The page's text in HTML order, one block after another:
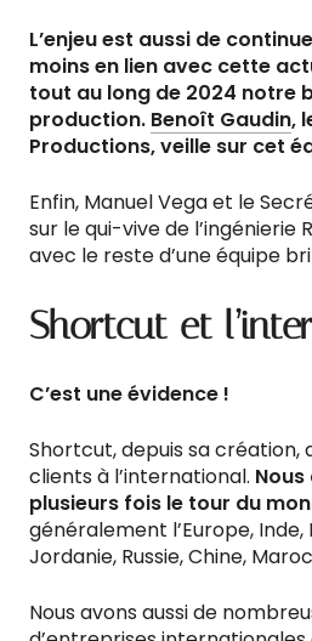
L’enjeu est aussi de
moins en lien avec cette
tout au long de 2024 notre
production. Benoît Gaudin,
Productions, veille sur cet
Enfin, Manuel Vega et le
sur le qui-vive de l’ingénierie
avec le reste d’une équipe
Shortcut et
C’est une évidence !
Shortcut, depuis sa création,
clients à l’international.
plusieurs fois le tour du
généralement l’Europe, Inde,
Jordanie, Russie, Chine,
Nous avons aussi de